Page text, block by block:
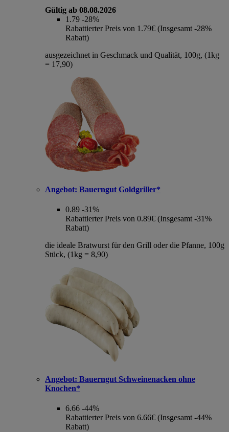
Gültig ab 08.08.2026
1.79 -28%
Rabattierter Preis von 1.79€ (Insgesamt -28%
Rabatt)
ausgezeichnet in Geschmack und Qualität, 100g, (1kg
= 17,90)
Angebot: Bauerngut Goldgriller*
0.89 -31%
Rabattierter Preis von 0.89€ (Insgesamt -31%
Rabatt)
die ideale Bratwurst für den Grill oder die Pfanne, 100g
Stück, (1kg = 8,90)
Angebot: Bauerngut Schweinenacken ohne
Knochen*
6.66 -44%
Rabattierter Preis von 6.66€ (Insgesamt -44%
Rabatt)